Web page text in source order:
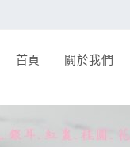
首頁 關於我們